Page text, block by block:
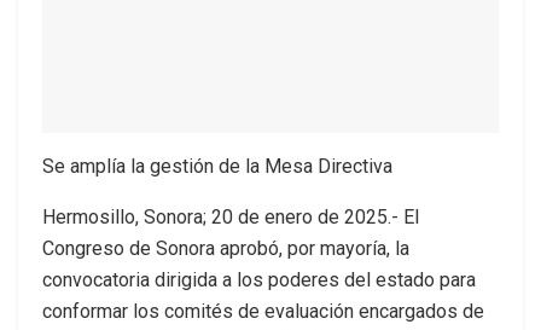
Se amplía la gestión de la Mesa Directiva
Hermosillo, Sonora; 20 de enero de 2025.- El
Congreso de Sonora aprobó, por mayoría, la
convocatoria dirigida a los poderes del estado para
conformar los comités de evaluación encargados de